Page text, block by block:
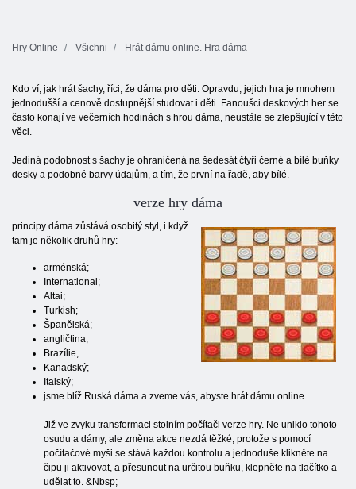
Hry Online Všichni Hrát dámu online. Hra dáma
Kdo ví, jak hrát šachy, říci, že dáma pro děti. Opravdu, jejich hra je mnohem
jednodušší a cenově dostupnější studovat i děti. Fanoušci deskových her se
často konají ve večerních hodinách s hrou dáma, neustále se zlepšující v této
věci.
Jediná podobnost s šachy je ohraničená na šedesát čtyři černé a bílé buňky
desky a podobné barvy údajům, a tím, že první na řadě, aby bílé.
verze hry dáma
principy dáma zůstává osobitý styl, i když
tam je několik druhů hry:
arménská;
International;
Altai;
Turkish;
Španělská;
angličtina;
Brazílie,
Kanadský;
Italský;
jsme blíž Ruská dáma a zveme vás, abyste hrát dámu online.
Již ve zvyku transformaci stolním počítači verze hry. Ne uniklo tohoto
osudu a dámy, ale změna akce nezdá těžké, protože s pomocí
počítačové myši se stává každou kontrolu a jednoduše klikněte na
čipu ji aktivovat, a přesunout na určitou buňku, klepněte na tlačítko a
udělat to. &Nbsp;